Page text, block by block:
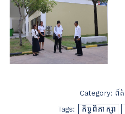
Category: ព័
Tags:
កិច្ចពិភាក្សា